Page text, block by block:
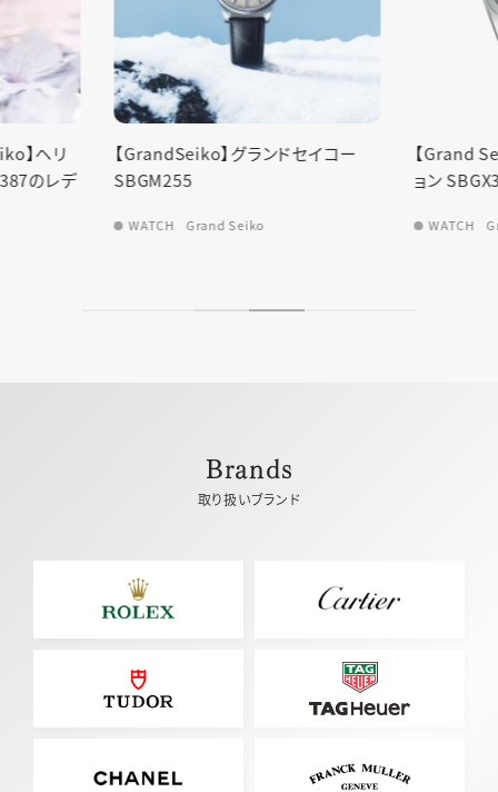
イコー
【Grand Seiko】ヘリテージコレクシ
ョン SBGX357
WATCH Grand Seiko
Brands
取り扱いブランド